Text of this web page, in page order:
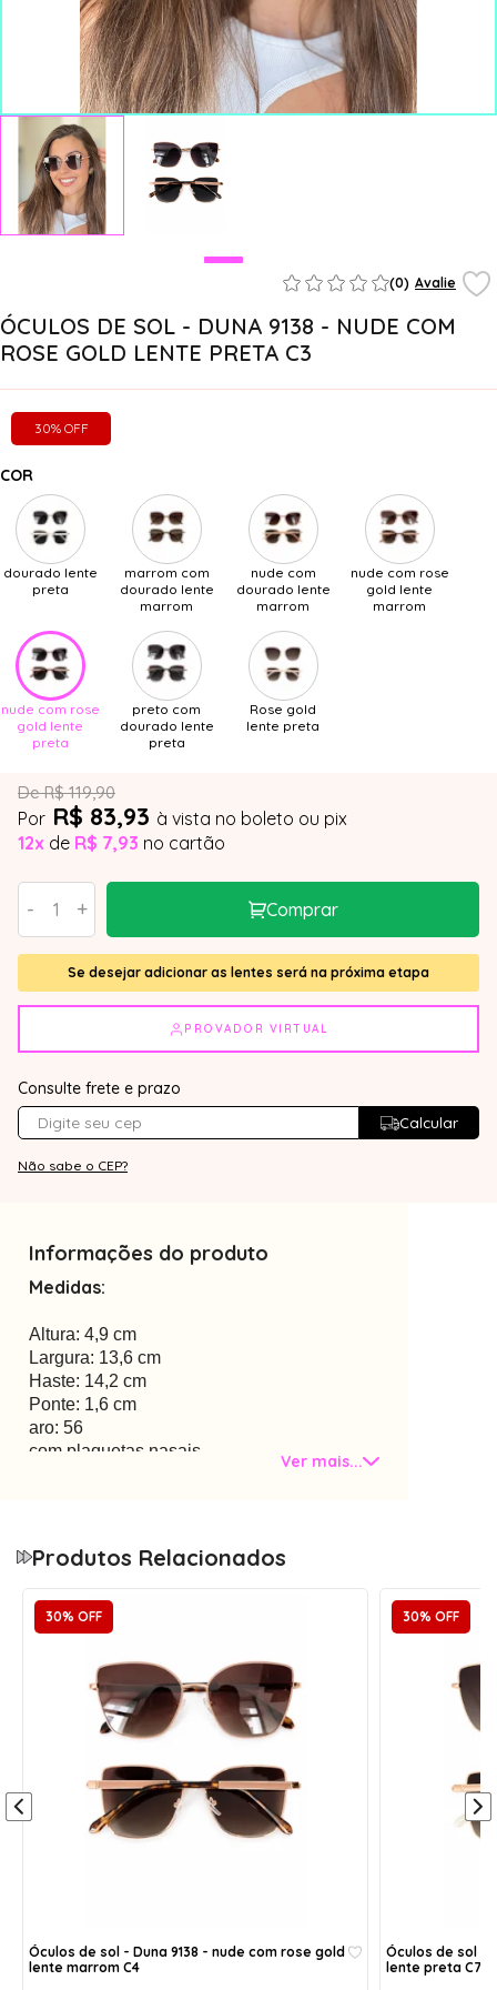
(0) Avalie
ÓCULOS DE SOL - DUNA 9138 - NUDE COM
ROSE GOLD LENTE PRETA C3
30% OFF
COR
dourado lente
preta
marrom com
dourado lente
marrom
nude com
dourado lente
marrom
nude com rose
gold lente
marrom
nude com rose
gold lente
preta
preto com
dourado lente
preta
Rose gold
lente preta
De R$ 119,90
Por R$ 83,93 à vista no boleto ou pix
12x de R$ 7,93 no cartão
- + Comprar
Se desejar adicionar as lentes será na próxima etapa
PROVADOR VIRTUAL
Consulte frete e prazo
Calcular
Não sabe o CEP?
Informações do produto
Medidas:
Altura: 4,9 cm
Largura: 13,6 cm
Haste: 14,2 cm
Ponte: 1,6 cm
aro: 56
com plaquetas nasais
Lente polarizada
Acompanha:
1- Caixinha porta óculos acrílico com forro;
1- Flanela de pano - limpa lentes;
* Cores dos itens aleatórias.
Ver mais...
Produtos Relacionados
30% OFF
Óculos de sol - Duna 9138 - nude com rose gold
lente marrom C4
30% OFF
Óculos de sol -
lente preta C7